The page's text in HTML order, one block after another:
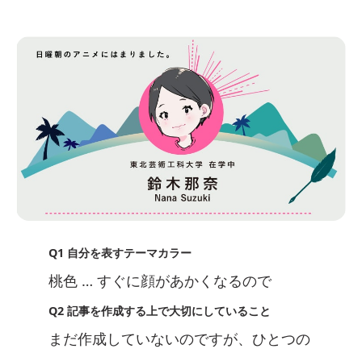
Q1 自分を表すテーマカラー
桃色 … すぐに顔があかくなるので
Q2 記事を作成する上で大切にしていること
まだ作成していないのですが、ひとつの